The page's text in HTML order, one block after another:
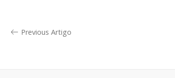
Previous Artigo